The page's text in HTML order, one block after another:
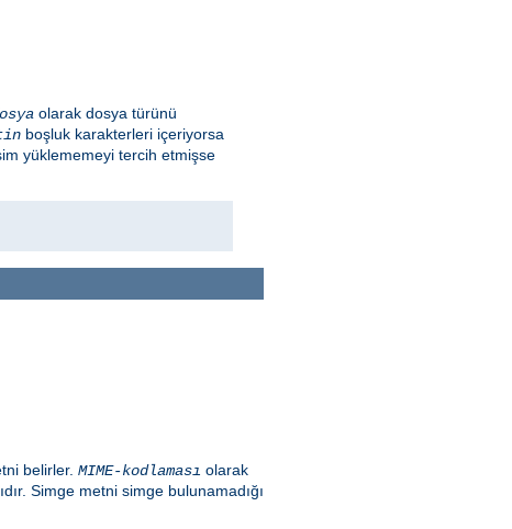
olarak dosya türünü
boşluk karakterleri içeriyorsa
yüklememeyi tercih etmişse
belirler. MIME-kodlaması olarak
Simge metni simge bulunamadığı